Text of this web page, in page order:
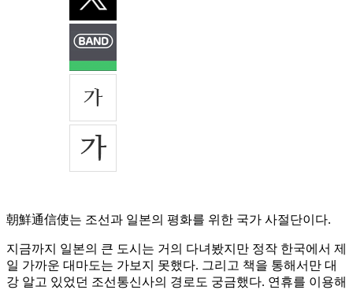
朝鮮通信使는 조선과 일본의 평화를 위한 국가 사절단이다.
지금까지 일본의 큰 도시는 거의 다녀봤지만 정작 한국에서 제
일 가까운 대마도는 가보지 못했다. 그리고 책을 통해서만 대
강 알고 있었던 조선통신사의 경로도 궁금했다. 연휴를 이용해